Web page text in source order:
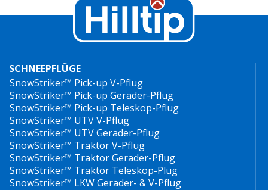
SCHNEEPFLÜGE
SnowStriker™ Pick-up V-Pflug
SnowStriker™ Pick-up Gerader-Pflug
SnowStriker™ Pick-up Teleskop-Pflug
SnowStriker™ UTV V-Pflug
SnowStriker™ UTV Gerader-Pflug
SnowStriker™ Traktor V-Pflug
SnowStriker™ Traktor Gerader-Pflug
SnowStriker™ Traktor Teleskop-Plug
SnowStriker™ LKW Gerader- & V-Pflug